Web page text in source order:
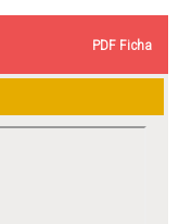
PDF Ficha